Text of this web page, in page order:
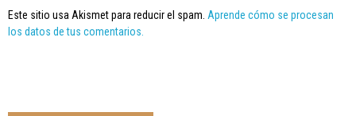
Este sitio usa Akismet para reducir el spam. Aprende cómo se procesan
los datos de tus comentarios.